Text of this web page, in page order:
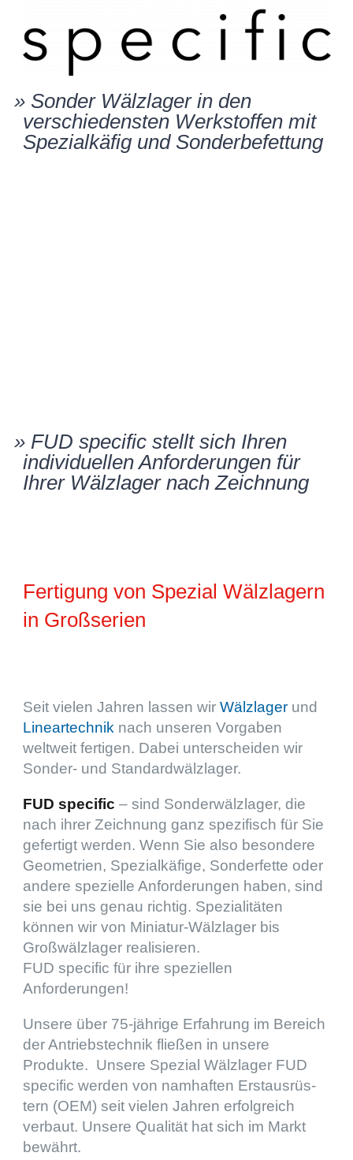
» Sonder Wälzla­ger in den
verschie­dens­ten Werkstof­fen mit
Spezi­al­kä­fig und Sonderbefettung
» FUD speci­fic stellt sich Ihren
indivi­du­el­len Anfor­de­run­gen für
Ihrer Wälzla­ger nach Zeichnung
Ferti­gung von Spezial Wälzla­gern
in Großserien
Seit vielen Jahren lassen wir Wälzla­gerund
Linear­tech­nik nach unseren Vorga­ben
weltweit ferti­gen. Dabei unter­schei­den wir
Sonder- und Standardwälzlager.
FUD speci­fic – sind Sonder­wälz­la­ger, die
nach ihrer Zeich­nung ganz spezi­fisch für Sie
gefer­tigt werden. Wenn Sie also beson­dere
Geome­trien, Spezi­al­kä­fige, Sonder­fette oder
andere spezi­elle Anfor­de­run­gen haben, sind
sie bei uns genau richtig. Spezia­li­tä­ten
können wir von Minia­­tur-Wälzla­­ger bis
Großwälz­la­ger realisieren.
FUD speci­fic für ihre spezi­el­len
Anforderungen!
Unsere über 75-jährige Erfah­rung im Bereich
der Antriebs­tech­nik fließen in unsere
Produkte. Unsere Spezial Wälzla­ger FUD
speci­fic werden von namhaf­ten Erstaus­rüs­
tern (OEM) seit vielen Jahren erfolg­reich
verbaut. Unsere Quali­tät hat sich im Markt
bewährt.